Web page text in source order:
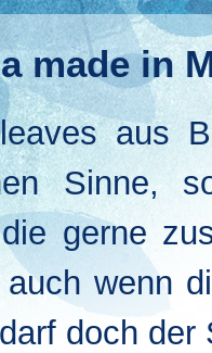
made in
aus
Sinne,
gerne
wenn
doch